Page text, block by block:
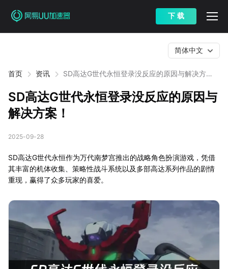
下 载
首页 资讯
SD高达G世代永恒登录没反应的原因与解决方
简体中文
SD高达G世代永恒登录没反应的原因与
解决方案！
2025-09-28
SD高达G世代永恒作为万代南梦宫推出的战略角色扮演游戏，凭借
其丰富的机体收集、策略性战斗系统以及多部高达系列作品的剧情
重现，赢得了众多玩家的喜爱。